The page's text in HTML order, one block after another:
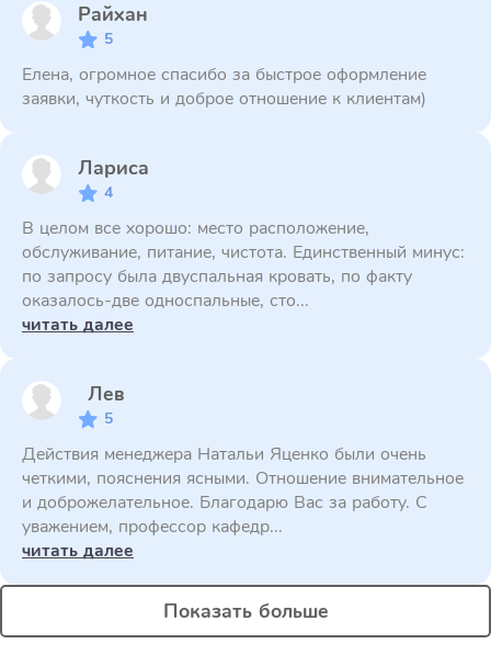
Райхан
5
Елена, огромное спасибо за быстрое оформление
заявки, чуткость и доброе отношение к клиентам)
Лариса
4
В целом все хорошо: место расположение,
обслуживание, питание, чистота. Единственный минус:
по запросу была двуспальная кровать, по факту
оказалось-две односпальные, сто...
читать далее
Лев
5
Действия менеджера Натальи Яценко были очень
четкими, пояснения ясными. Отношение внимательное
и доброжелательное. Благодарю Вас за работу. С
уважением, профессор кафедр...
читать далее
Показать больше